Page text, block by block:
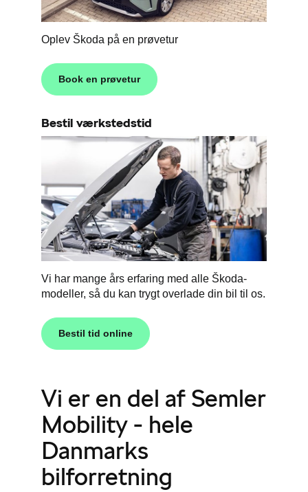
Oplev Škoda på en prøvetur
Book en prøvetur
Bestil værkstedstid
Vi har mange års erfaring med alle Škoda-
modeller, så du kan trygt overlade din bil til os.
Bestil tid online
Vi er en del af Semler
Mobility - hele
Danmarks
bilforretning